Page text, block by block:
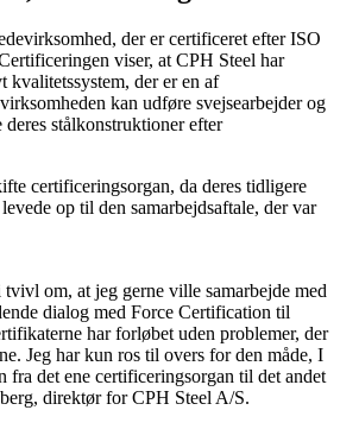
der er certificeret efter ISO
viser, at CPH Steel har
kvalitetssystem, der er en af
kan udføre svejsearbejder og
stålkonstruktioner efter
certificeringsorgan, da deres tidligere
op til den samarbejdsaftale, der var
om, at jeg gerne ville samarbejde med
dialog med Force Certification til
har forløbet uden problemer, der
Jeg har kun ros til overs for den måde, I
fra det ene certificeringsorgan til det andet
direktør for CPH Steel A/S.